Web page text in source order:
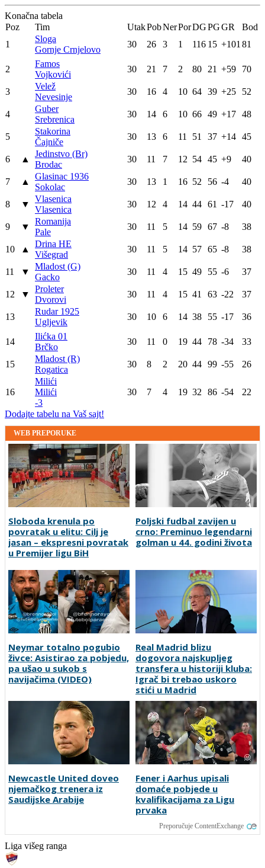
Konačna tabela
Poz
Tim UtakPobNerPorDGPGGR
Bod
1
Sloga
Gornje Crnjelovo
30 26 3 1 116 15 +101 81
2
Famos
Vojkovići
30 21 7 2 80 21 +59 70
3
Velež
Nevesinje
30 16 4 10 64 39 +25 52
4
Guber
Srebrenica
30 14 6 10 66 49 +17 48
5
Stakorina
Čajniče
30 13 6 11 51 37 +14 45
6 ▲
Jedinstvo (Br)
Brodac
30 11 7 12 54 45 +9 40
7 ▲
Glasinac 1936
Sokolac
30 13 1 16 52 56 -4 40
8 ▼
Vlasenica
Vlasenica
30 12 4 14 44 61 -17 40
9 ▼
Romanija
Pale
30 11 5 14 59 67 -8 38
10 ▲
Drina HE
Višegrad
30 11 5 14 57 65 -8 38
11 ▼
Mladost (G)
Gacko
30 11 4 15 49 55 -6 37
12 ▼
Proleter
Dvorovi
30 11 4 15 41 63 -22 37
13
Rudar 1925
Ugljevik
30 10 6 14 38 55 -17 36
14
Ilićka 01
Brčko
30 11 0 19 44 78 -34 33
15
Mladost (R)
Rogatica
30 8 2 20 44 99 -55 26
16
Milići
Milići
-3
30 7 4 19 32 86 -54 22
Dodajte tabelu na Vaš sajt!
WEB PREPORUKE
Sloboda krenula po
povratak u elitu: Cilj je
jasan – ekspresni povratak
u Premijer ligu BiH
Poljski fudbal zavijen u
crno: Preminuo legendarni
golman u 44. godini života
Neymar totalno pogubio
živce: Asistirao za pobjedu,
pa ušao u sukob s
navijačima (VIDEO)
Real Madrid blizu
dogovora najskupljeg
transfera u historiji kluba:
Igrač bi trebao uskoro
stići u Madrid
Newcastle United doveo
njemačkog trenera iz
Saudijske Arabije
Fener i Aarhus upisali
domaće pobjede u
kvalifikacijama za Ligu
prvaka
Preporučuje ContentExchange
Liga višeg ranga